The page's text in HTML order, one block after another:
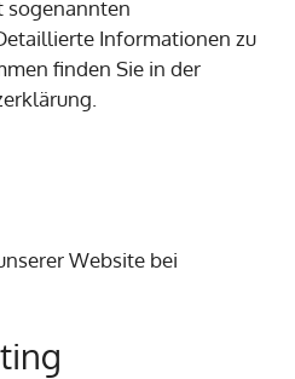
sogenannten
Informationen zu
finden Sie in der
Website bei